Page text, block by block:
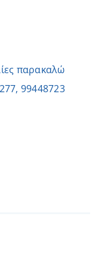
παρακαλώ
99448723